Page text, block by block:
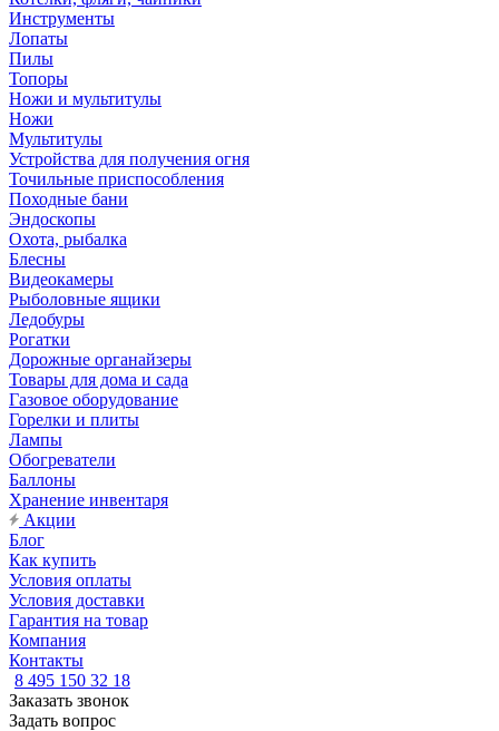
Инструменты
Лопаты
Пилы
Топоры
Ножи и мультитулы
Ножи
Мультитулы
Устройства для получения огня
Точильные приспособления
Походные бани
Эндоскопы
Охота, рыбалка
Блесны
Видеокамеры
Рыболовные ящики
Ледобуры
Рогатки
Дорожные органайзеры
Товары для дома и сада
Газовое оборудование
Горелки и плиты
Лампы
Обогреватели
Баллоны
Хранение инвентаря
Акции
Блог
Как купить
Условия оплаты
Условия доставки
Гарантия на товар
Компания
Контакты
8 495 150 32 18
Заказать звонок
Задать вопрос